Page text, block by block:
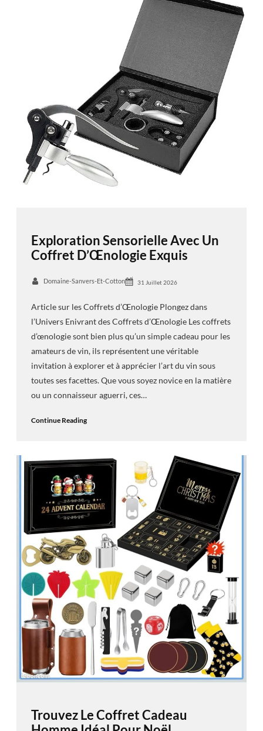
Exploration Sensorielle Avec Un
Coffret D’Œnologie Exquis
Domaine-Sanvers-Et-Cotton 31 Juillet 2026
Article sur les Coffrets d’Œnologie Plongez dans
l’Univers Enivrant des Coffrets d’Œnologie Les coffrets
d’œnologie sont bien plus qu’un simple cadeau pour les
amateurs de vin, ils représentent une véritable
invitation à explorer et à apprécier l’art du vin sous
toutes ses facettes. Que vous soyez novice en la matière
ou un connaisseur aguerri, ces…
Continue Reading
Trouvez Le Coffret Cadeau